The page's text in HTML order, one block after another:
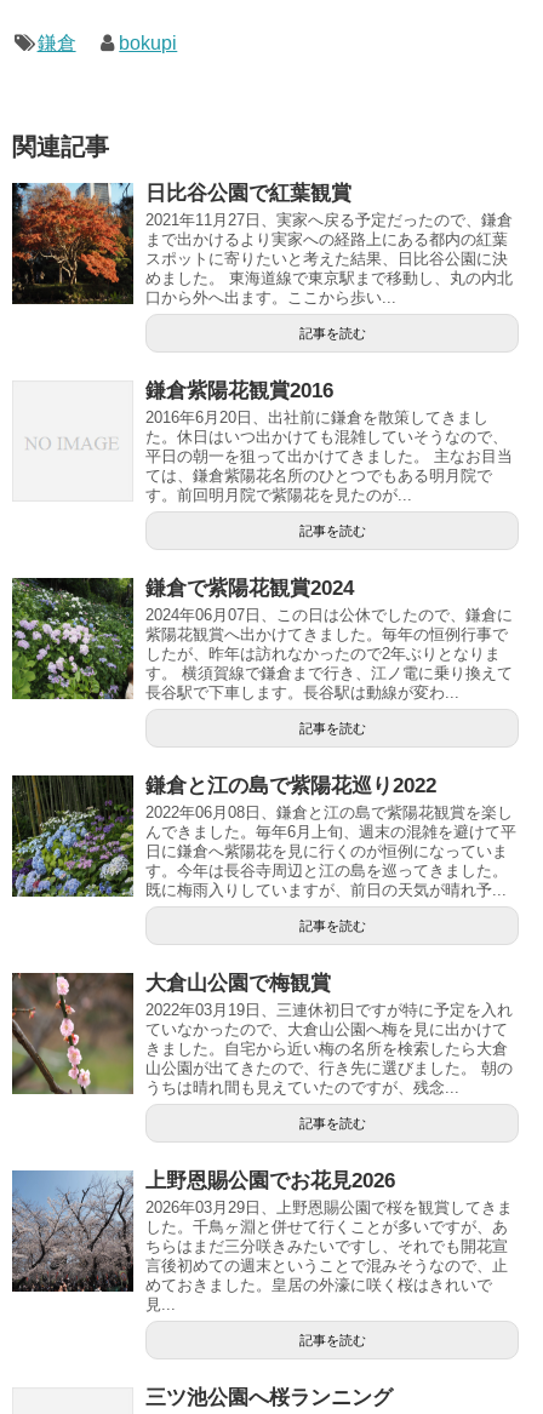
鎌倉 bokupi
関連記事
日比谷公園で紅葉観賞
2021年11月27日、実家へ戻る予定だったので、鎌倉
まで出かけるより実家への経路上にある都内の紅葉
スポットに寄りたいと考えた結果、日比谷公園に決
めました。 東海道線で東京駅まで移動し、丸の内北
口から外へ出ます。ここから歩い...
記事を読む
鎌倉紫陽花観賞2016
2016年6月20日、出社前に鎌倉を散策してきまし
た。休日はいつ出かけても混雑していそうなので、
平日の朝一を狙って出かけてきました。 主なお目当
ては、鎌倉紫陽花名所のひとつでもある明月院で
す。前回明月院で紫陽花を見たのが...
記事を読む
鎌倉で紫陽花観賞2024
2024年06月07日、この日は公休でしたので、鎌倉に
紫陽花観賞へ出かけてきました。毎年の恒例行事で
したが、昨年は訪れなかったので2年ぶりとなりま
す。 横須賀線で鎌倉まで行き、江ノ電に乗り換えて
長谷駅で下車します。長谷駅は動線が変わ...
記事を読む
鎌倉と江の島で紫陽花巡り2022
2022年06月08日、鎌倉と江の島で紫陽花観賞を楽し
んできました。毎年6月上旬、週末の混雑を避けて平
日に鎌倉へ紫陽花を見に行くのが恒例になっていま
す。今年は長谷寺周辺と江の島を巡ってきました。
既に梅雨入りしていますが、前日の天気が晴れ予...
記事を読む
大倉山公園で梅観賞
2022年03月19日、三連休初日ですが特に予定を入れ
ていなかったので、大倉山公園へ梅を見に出かけて
きました。自宅から近い梅の名所を検索したら大倉
山公園が出てきたので、行き先に選びました。 朝の
うちは晴れ間も見えていたのですが、残念...
記事を読む
上野恩賜公園でお花見2026
2026年03月29日、上野恩賜公園で桜を観賞してきま
した。千鳥ヶ淵と併せて行くことが多いですが、あ
ちらはまだ三分咲きみたいですし、それでも開花宣
言後初めての週末ということで混みそうなので、止
めておきました。皇居の外濠に咲く桜はきれいで
見...
記事を読む
三ツ池公園へ桜ランニング